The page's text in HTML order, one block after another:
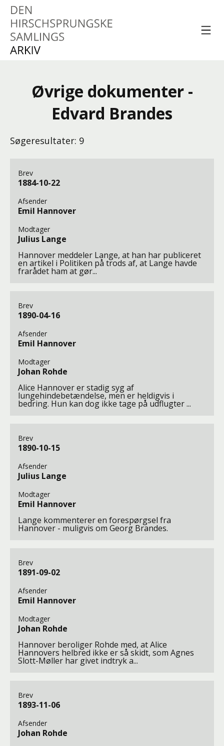
Øvrige dokumenter -
Edvard Brandes
Søgeresultater: 9
Brev
1884-10-22
Afsender
Emil Hannover
Modtager
Julius Lange
Hannover meddeler Lange, at han har publiceret
en artikel i Politiken på trods af, at Lange havde
frarådet ham at gør...
Brev
1890-04-16
Afsender
Emil Hannover
Modtager
Johan Rohde
Alice Hannover er stadig syg af
lungehindebetændelse, men er heldigvis i
bedring. Hun kan dog ikke tage på udflugter ...
Brev
1890-10-15
Afsender
Julius Lange
Modtager
Emil Hannover
Lange kommenterer en forespørgsel fra
Hannover - muligvis om Georg Brandes.
Brev
1891-09-02
Afsender
Emil Hannover
Modtager
Johan Rohde
Hannover beroliger Rohde med, at Alice
Hannovers helbred ikke er så skidt, som Agnes
Slott-Møller har givet indtryk a...
Brev
1893-11-06
Afsender
Johan Rohde